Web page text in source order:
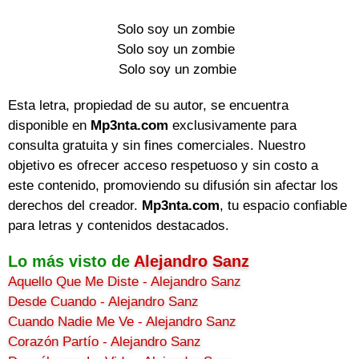
Solo soy un zombie
Solo soy un zombie
Solo soy un zombie
Esta letra, propiedad de su autor, se encuentra
disponible en Mp3nta.com exclusivamente para
consulta gratuita y sin fines comerciales. Nuestro
objetivo es ofrecer acceso respetuoso y sin costo a
este contenido, promoviendo su difusión sin afectar los
derechos del creador. Mp3nta.com, tu espacio confiable
para letras y contenidos destacados.
Lo más visto de Alejandro Sanz
Aquello Que Me Diste - Alejandro Sanz
Desde Cuando - Alejandro Sanz
Cuando Nadie Me Ve - Alejandro Sanz
Corazón Partío - Alejandro Sanz